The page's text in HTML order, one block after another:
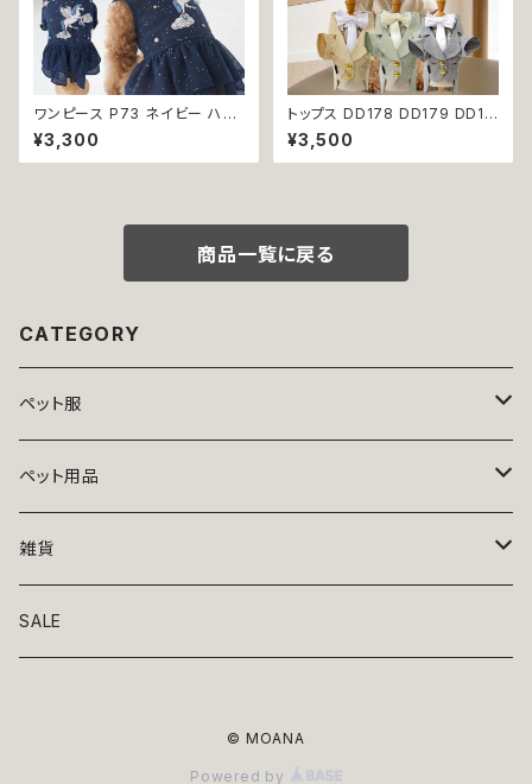
ワンピース P73 ネイビー ハン
ドメイド ドッグウエア dog 犬
猫 ペット 服 犬服 猫服 犬の服
猫の服 かわいい おしゃれ ナチ
¥3,300
トップス DD178 DD179 DD18
0 タキシード スーツ フォーマル
蝶ネクタイ ネクタイ リボン 犬
猫 ペット 服 犬の服 猫の服 犬
交換不可
¥3,500
商品一覧に戻る
CATEGORY
ペット服
トップス
ニット
アロハ
ボトムス
ワンピース
ペット用品
ベッド
リード・首輪
雑貨
アート
SALE
© MOANA
Powered by